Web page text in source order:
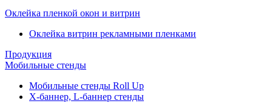
Оклейка пленкой окон и витрин
Оклейка витрин рекламными пленками
Продукция
Мобильные стенды
Мобильные стенды Roll Up
Х-баннер, L-баннер стенды